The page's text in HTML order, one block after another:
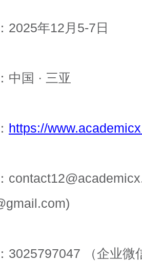
2025年12月5-7日
中国 · 三亚
https://
3025797047 （企业微